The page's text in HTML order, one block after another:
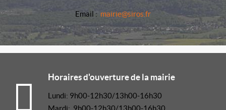
Email : mairie@siros.fr
Horaires d'ouverture de la mairie
Lundi: 9h00-12h30/13h00-16h30
Mardi: 9h00-12h30/13h00-16h30